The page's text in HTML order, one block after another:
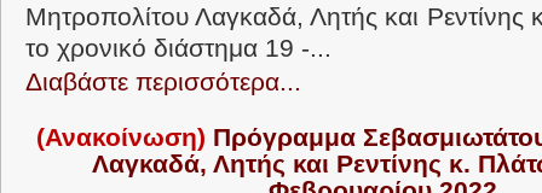
Μητροπολίτου Λαγκαδά, Λητής και Ρεντίνης
το χρονικό διάστημα 19 -...
Διαβάστε περισσότερα...
(Ανακοίνωση) Πρόγραμμα
Λαγκαδά, Λητής και Ρεντίνης κ.